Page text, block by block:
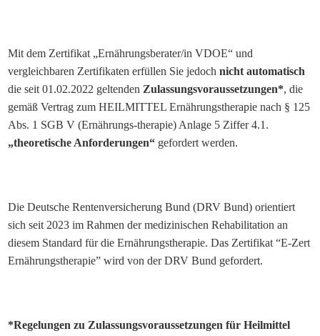
Mit dem Zertifikat „Ernährungsberater/in VDOE“ und
vergleichbaren Zertifikaten erfüllen Sie jedochnicht automatisch
die seit 01.02.2022 geltenden Zulassungsvoraussetzungen*, die
gemäß Vertrag zum HEILMITTEL Ernährungstherapie nach § 125
Abs. 1 SGB V (Ernährungs-therapie) Anlage 5 Ziffer 4.1.
„theoretische Anforderungen“ gefordert werden.
Die Deutsche Rentenversicherung Bund (DRV Bund) orientiert
sich seit 2023 im Rahmen der medizinischen Rehabilitation an
diesem Standard für die Ernährungstherapie. Das Zertifikat “E-Zert
Ernährungstherapie” wird von der DRV Bund gefordert.
*Regelungen zu Zulassungsvoraussetzungen für Heilmittel